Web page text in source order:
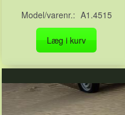
Model/varenr.: A1.4515
Læg i kurv